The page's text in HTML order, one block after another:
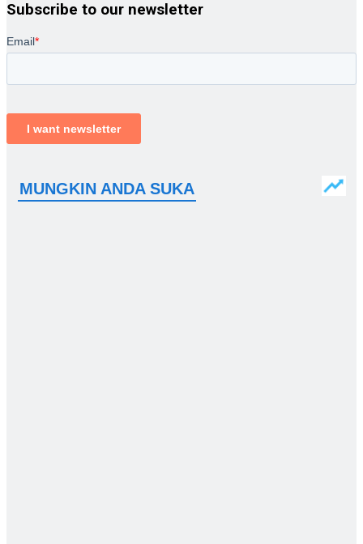
Subscribe to our newsletter